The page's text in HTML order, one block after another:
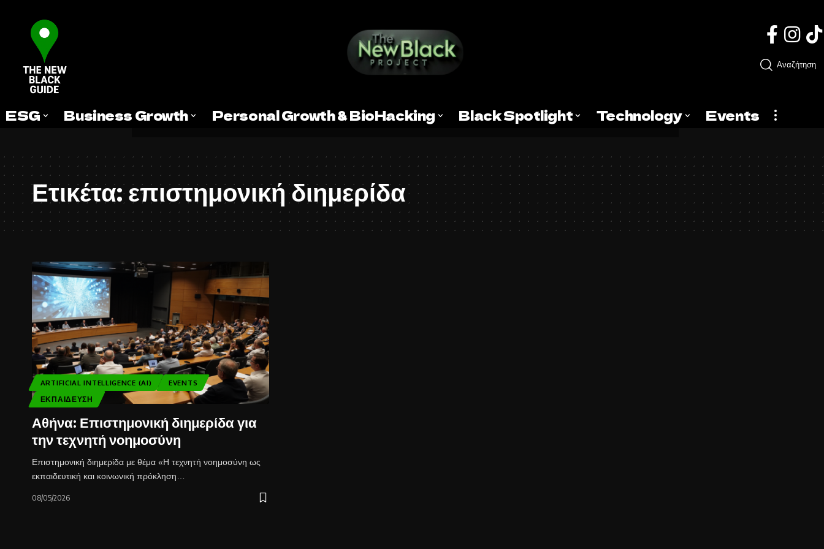
Αναζήτηση
ESG Business Growth Personal Growth & BioHacking Black Spotlight Technology Events
Ετικέτα:επιστημονική διημερίδα
ARTIFICIAL INTELLIGENCE (AI)
EVENTS
ΕΚΠΑΊΔΕΥΣΗ
Αθήνα: Επιστημονική διημερίδα για
την τεχνητή νοημοσύνη
Επιστημονική διημερίδα με θέμα «Η τεχνητή νοημοσύνη ως
εκπαιδευτική και κοινωνική πρόκληση…
08/05/2026